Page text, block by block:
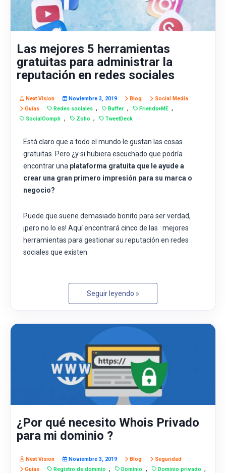
Las mejores 5 herramientas
gratuitas para administrar la
reputación en redes sociales
Next Vision Noviembre 3, 2019 Blog
Social Media
Guías
Redes sociales , Buffer , Friends+ME ,
SocialOomph , Zoho , TweetDeck
Está claro que a todo el mundo le gustan las cosas
gratuitas. Pero ¿y si hubiera escuchado que podría
encontrar una plataforma gratuita que le ayude a
crear una gran primero impresión para su marca o
negocio?
Puede que suene demasiado bonito para ser verdad,
¡pero no lo es! Aquí encontrará cinco de las mejores
herramientas para gestionar su reputación en redes
sociales que existen.
Seguir leyendo »
¿Por qué necesito Whois Privado
para mi dominio ?
Next Vision Noviembre 3, 2019 Blog
Seguridad
Guías
Registro de dominio , Dominio , Dominio privado ,